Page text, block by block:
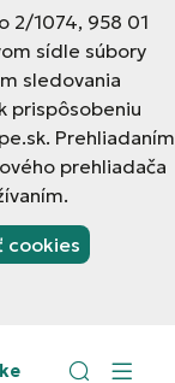
2/1074, 958 01
sídle súbory
sledovania
prispôsobeniu
Prehliadaním
prehliadača
cookies